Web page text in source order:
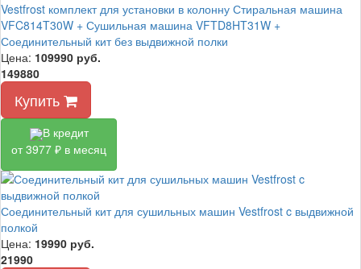
Vestfrost комплект для установки в колонну Стиральная машина
VFC814T30W + Сушильная машина VFTD8HT31W +
Соединительный кит без выдвижной полки
Цена: 109990 руб.
149880
Купить
В кредит
от 3977 ₽ в месяц
Соединительный кит для сушильных машин Vestfrost c выдвижной
полкой
Цена: 19990 руб.
21990